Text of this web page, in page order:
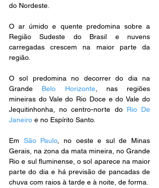
do Nordeste.
O ar úmido e quente predomina sobre a
Região Sudeste do Brasil e nuvens
carregadas crescem na maior parte da
região.
O sol predomina no decorrer do dia na
Grande Belo Horizonte, nas regiões
mineiras do Vale do Rio Doce e do Vale do
Jequitinhonha, no centro-norte do Rio De
Janeiro e no Espírito Santo.
Em São Paulo, no oeste e sul de Minas
Gerais, na zona da mata mineira, no Grande
Rio e sul fluminense, o sol aparece na maior
parte do dia e há previsão de pancadas de
chuva com raios à tarde e à noite, de forma.